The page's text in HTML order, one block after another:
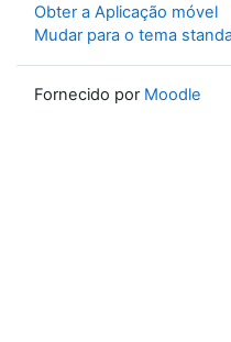
Obter a Aplicação móvel
Mudar para o tema
Fornecido por Moodle